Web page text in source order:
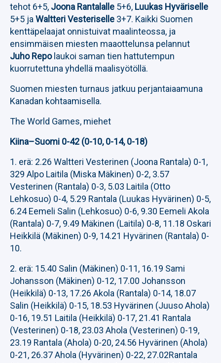
tehot 6+5, Joona Rantalalle 5+6, Luukas Hyväriselle
5+5 ja Waltteri Vesteriselle 3+7. Kaikki Suomen
kenttäpelaajat onnistuivat maalinteossa, ja
ensimmäisen miesten maaottelunsa pelannut
Juho Repolaukoi saman tien hattutempun
kuorrutettuna yhdellä maalisyötöllä.
Suomen miesten turnaus jatkuu perjantaiaamuna
Kanadan kohtaamisella.
The World Games, miehet
Kiina–Suomi 0-42 (0-10, 0-14, 0-18)
1. erä: 2.26 Waltteri Vesterinen (Joona Rantala) 0-1,
329 Alpo Laitila (Miska Mäkinen) 0-2, 3.57
Vesterinen (Rantala) 0-3, 5.03 Laitila (Otto
Lehkosuo) 0-4, 5.29 Rantala (Luukas Hyvärinen) 0-5,
6.24 Eemeli Salin (Lehkosuo) 0-6, 9.30 Eemeli Akola
(Rantala) 0-7, 9.49 Mäkinen (Laitila) 0-8, 11.18 Oskari
Heikkilä (Mäkinen) 0-9, 14.21 Hyvärinen (Rantala) 0-
10.
2. erä: 15.40 Salin (Mäkinen) 0-11, 16.19 Sami
Johansson (Mäkinen) 0-12, 17.00 Johansson
(Heikkilä) 0-13, 17.26 Akola (Rantala) 0-14, 18.07
Salin (Heikkilä) 0-15, 18.53 Hyvärinen (Juuso Ahola)
0-16, 19.51 Laitila (Heikkilä) 0-17, 21.41 Rantala
(Vesterinen) 0-18, 23.03 Ahola (Vesterinen) 0-19,
23.19 Rantala (Ahola) 0-20, 24.56 Hyvärinen (Ahola)
0-21, 26.37 Ahola (Hyvärinen) 0-22, 27.02Rantala